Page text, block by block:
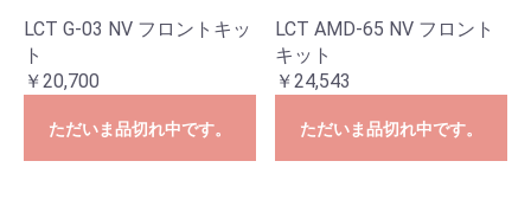
LCT G-03 NV フロントキッ
ト
￥20,700
ただいま品切れ中です。
LCT AMD-65 NV フロント
キット
￥24,543
ただいま品切れ中です。